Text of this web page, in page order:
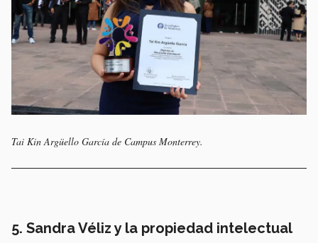
Tai Kin Argüello García de Campus Monterrey.
5. Sandra Véliz y la propiedad intelectual